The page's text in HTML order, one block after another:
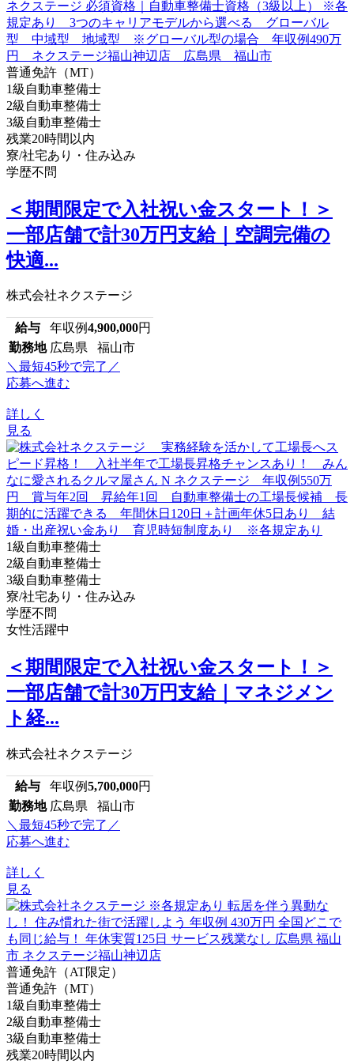
普通免許（MT）
1級自動車整備士
2級自動車整備士
3級自動車整備士
残業20時間以内
寮/社宅あり・住み込み
学歴不問
＜期間限定で入社祝い金スタート！＞
一部店舗で計30万円支給｜空調完備の
快適...
株式会社ネクステージ
給与 年収例4,900,000円
勤務地 広島県 福山市
＼最短45秒で完了／
応募へ進む
詳しく
見る
1級自動車整備士
2級自動車整備士
3級自動車整備士
寮/社宅あり・住み込み
学歴不問
女性活躍中
＜期間限定で入社祝い金スタート！＞
一部店舗で計30万円支給｜マネジメン
ト経...
株式会社ネクステージ
給与 年収例5,700,000円
勤務地 広島県 福山市
＼最短45秒で完了／
応募へ進む
詳しく
見る
普通免許（AT限定）
普通免許（MT）
1級自動車整備士
2級自動車整備士
3級自動車整備士
残業20時間以内